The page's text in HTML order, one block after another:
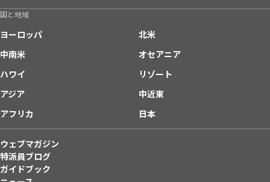
国と地域
ヨーロッパ
北米
中南米
オセアニア
ハワイ
リゾート
アジア
中近東
アフリカ
日本
ウェブマガジン
特派員ブログ
ガイドブック